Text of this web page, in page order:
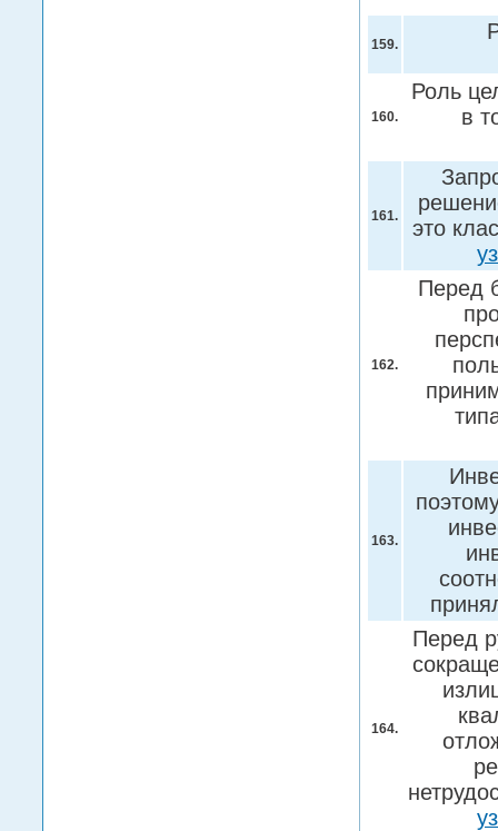
159.
160.
Роль
в
161.
это
162.
Перед
163.
164.
Перед